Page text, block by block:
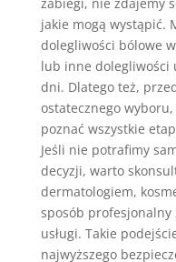
jakie mogą wystąpić.
dolegliwości bólowe
lub inne dolegliwości
dni. Dlatego też,
ostatecznego
poznać wszystkie
Jeśli nie potrafimy
decyzji, warto
dermatologiem,
sposób
usługi. Takie
najwyższego